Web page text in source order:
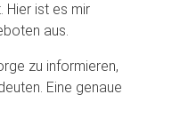
Hier ist es mir
aus.
zu informieren,
Eine genaue